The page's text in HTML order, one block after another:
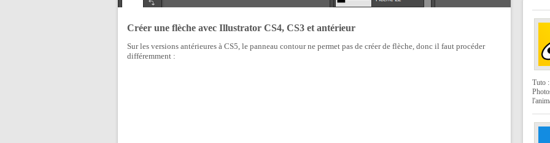
Créer une flèche avec Illustrator CS4, CS3 et antérieur
Sur les versions antérieures à CS5, le panneau contour ne permet pas de créer de flèche, donc il faut procéder
différemment :
Tuto